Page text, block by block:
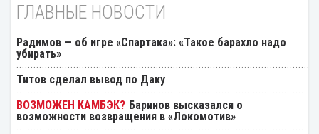
ГЛАВНЫЕ НОВОСТИ
Радимов — об игре «Спартака»: «Такое барахло надо
убирать»
Титов сделал вывод по Даку
Баринов высказался о
возможности возвращения в «Локомотив»